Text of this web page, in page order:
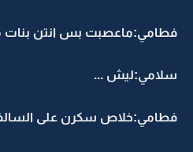
فطامي:ماعصبت بس انتن بنات
سلامي:ليش ...
فطامي:خلاص سكرن على